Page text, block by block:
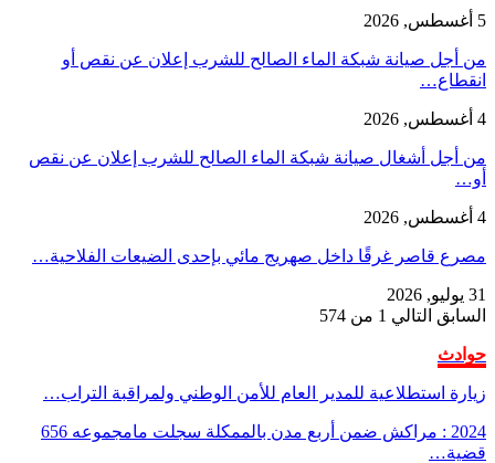
5 أغسطس, 2026
من أجل صيانة شبكة الماء الصالح للشرب إعلان عن نقص أو
انقطاع…
4 أغسطس, 2026
من أجل أشغال صيانة شبكة الماء الصالح للشرب إعلان عن نقص
أو…
4 أغسطس, 2026
مصرع قاصر غرقًا داخل صهريج مائي بإحدى الضيعات الفلاحية…
31 يوليو, 2026
السابق التالي 1 من 574
حوادث
زيارة استطلاعية للمدير العام للأمن الوطني ولمراقبة التراب…
2024 : مراكش ضمن أربع مدن بالممكلة سجلت مامجموعه 656
قضية…